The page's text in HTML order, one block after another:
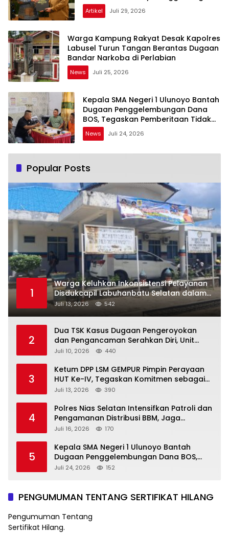
UNESCO
Artikel Juli 29, 2026
Warga Kampung Rakyat Desak Kapolres
Labusel Turun Tangan Berantas Dugaan
Bandar Narkoba di Perlabian
News Juli 25, 2026
Kepala SMA Negeri 1 Ulunoyo Bantah
Dugaan Penggelembungan Dana
BOS, Tegaskan Pemberitaan Tidak
Benar
News Juli 24, 2026
Popular Posts
1
Warga Keluhkan Inkonsistensi Pelayanan
Disdukcapil Labuhanbatu Selatan dalam
Pengurusan KK Rusak
Juli 13, 2026 542
2
Dua TSK Kasus Dugaan Pengeroyokan
dan Pengancaman Serahkan Diri, Unit
Reskrim Polsek Lolowau Tuntaskan
Juli 10, 2026 440
3
Ketum DPP LSM GEMPUR Pimpin Perayaan
HUT Ke-IV, Tegaskan Komitmen sebagai
Mitra Pemerintah dan Corong Aspirasi
Juli 13, 2026 390
4
Polres Nias Selatan Intensifkan Patroli dan
Pengamanan Distribusi BBM, Jaga
Ketertiban di SPBU
Juli 16, 2026 170
5
Kepala SMA Negeri 1 Ulunoyo Bantah
Dugaan Penggelembungan Dana BOS,
Tegaskan Pemberitaan Tidak Benar
Juli 24, 2026 152
PENGUMUMAN TENTANG SERTIFIKAT HILANG
Pengumuman Tentang
Sertifikat Hilang.